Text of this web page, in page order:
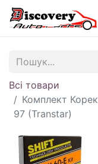
Всі товари
Комплект
97 (Transtar)